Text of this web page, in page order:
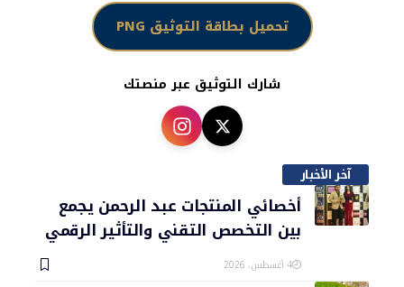
تحميل بطاقة التوثيق PNG
شارك التوثيق عبر منصتك
آخر الأخبار
أخصائي المنتجات عبد الرحمن يجمع
بين التخصص التقني والتأثير الرقمي
4 أغسطس، 2026